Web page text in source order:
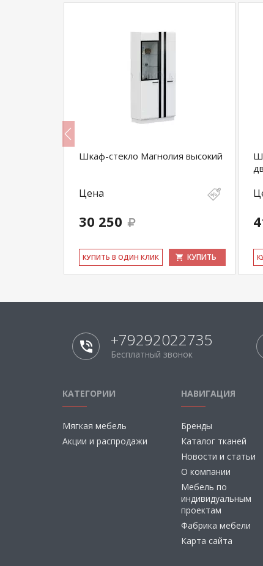
Шкаф-стекло Магнолия высокий
Цена
30 250
КУ­ПИТЬ В ОДИН КЛИК КУПИТЬ
+79292022735
Бесплатный звонок
КАТЕГОРИИ
Мягкая мебель
Акции и распродажи
НАВИГАЦИЯ
Бренды
Каталог тканей
Новости и статьи
О компании
Мебель по
индивидуальным
проектам
Фабрика мебели
Карта сайта